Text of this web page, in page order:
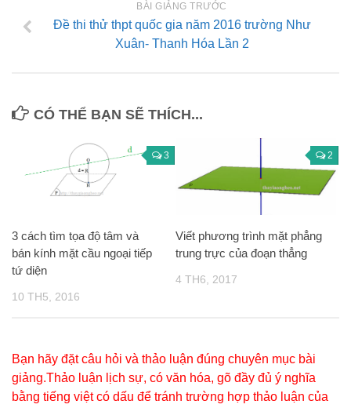
BÀI GIẢNG TRƯỚC
Đề thi thử thpt quốc gia năm 2016 trường Như
Xuân- Thanh Hóa Lần 2
CÓ THỂ BẠN SẼ THÍCH...
3
3 cách tìm tọa độ tâm và
bán kính mặt cầu ngoại tiếp
tứ diện
10 TH5, 2016
2
Viết phương trình mặt phẳng
trung trực của đoạn thẳng
4 TH6, 2017
Bạn hãy đặt câu hỏi và thảo luận đúng chuyên mục bài
giảng.Thảo luận lịch sự, có văn hóa, gõ đầy đủ ý nghĩa
bằng tiếng việt có dấu để tránh trường hợp thảo luận của